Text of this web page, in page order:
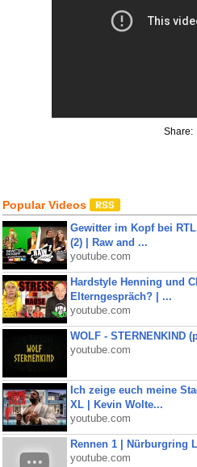
Share:
Popular Videos
Gewitter im Kopf bei
(2) | Raw and ...
youtube.com
Hardstyle Henning und
Elterngespräch? | ...
youtube.com
WOLF - STERNENKIND
youtube.com
Ich zeige euch meine
XL | Kevin Wolte...
youtube.com
Rennen 1 | Nürburgring
youtube.com